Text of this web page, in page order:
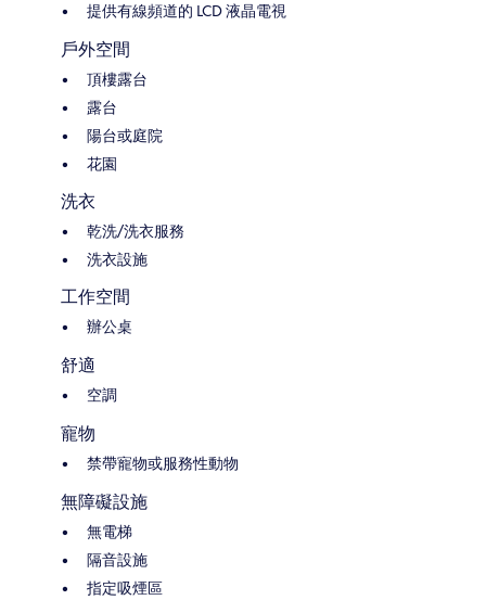
提供有線頻道的 LCD 液晶電視
戶外空間
頂樓露台
露台
陽台或庭院
花園
洗衣
乾洗/洗衣服務
洗衣設施
工作空間
辦公桌
舒適
空調
寵物
禁帶寵物或服務性動物
無障礙設施
無電梯
隔音設施
指定吸煙區